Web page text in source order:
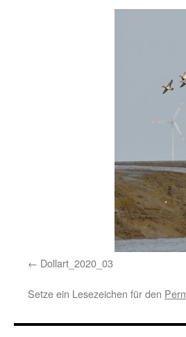
Dollart_2020_03
Setze ein Lesezeichen für den